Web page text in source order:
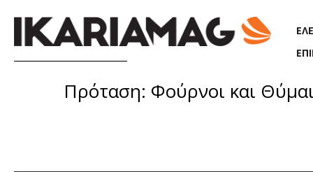
Πρόταση: Φούρνοι και